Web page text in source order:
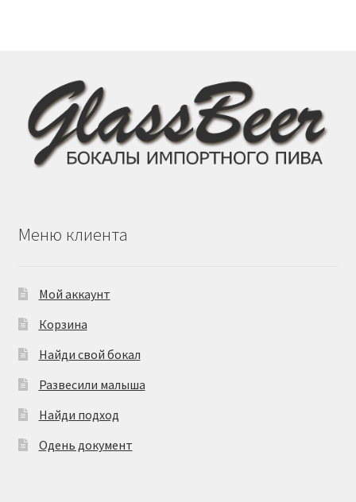
Меню клиента
Мой аккаунт
Корзина
Найди свой бокал
Развесили малыша
Найди подход
Одень документ